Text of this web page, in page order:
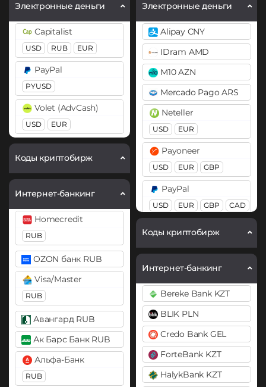
Cosmos (ATOM)
DASH
Dogecoin (DOGE)
DOGE
Ethereum (ETH)
BEP20 ERC20
OP
ARB
BASE
Gram (Toncoin)
Kaspa (KAS)
Litecoin (LTC)
Monero (XMR)
NEAR Protocol
ONDO
Optimism (OP)
PancakeSwap (CAKE)
Pepe
Pol (ex-MATIC)
Электронные деньги
Capitalist
USD RUB EUR
PayPal
PYUSD
Volet (AdvCash)
USD EUR
Коды криптобирж
Интернет-банкинг
Homecredit
RUB
OZON банк RUB
Visa/Master
RUB
Авангард RUB
Ак Барс Банк RUB
Альфа-Банк
RUB
Bitcoin (BTC)
BTC BEP20
Bitcoin Cash (BCH)
Bitcoin SV (BSV)
BitTorrent (BTT)
Cardano (ADA)
Chainlink (LINK)
BEP20
Compound (COMP)
Cosmos (ATOM)
DASH
Decentraland (MANA)
Dogecoin (DOGE)
DOGE
Polkadot (DOT)
DOT
Электронные деньги
Alipay CNY
IDram AMD
M10 AZN
Mercado Pago ARS
Neteller
USD EUR
Payoneer
USD EUR GBP
PayPal
USD EUR GBP
CAD
AUD
PYUSD
Pix BRL
Revolut
EUR USD
Skrill
USD EUR
Volet (AdvCash)
Коды криптобирж
Интернет-банкинг
Bereke Bank KZT
BLIK PLN
Credo Bank GEL
ForteBank KZT
HalykBank KZT